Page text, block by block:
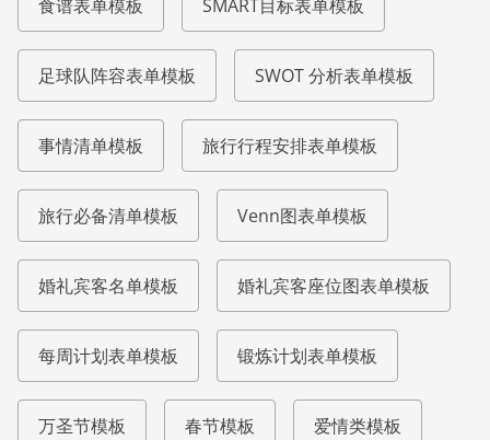
食谱表单模板 SMART目标表单模板
足球队阵容表单模板 SWOT 分析表单模板
事情清单模板 旅行行程安排表单模板
旅行必备清单模板 Venn图表单模板
婚礼宾客名单模板 婚礼宾客座位图表单模板
每周计划表单模板 锻炼计划表单模板
万圣节模板 春节模板 爱情类模板